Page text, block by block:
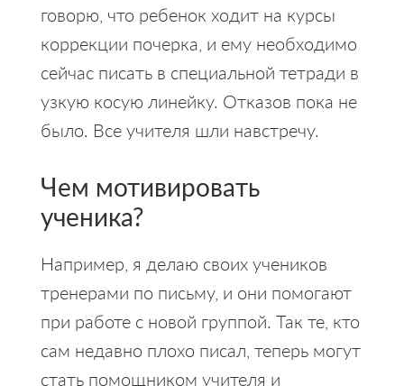
говорю, что ребенок ходит на курсы
коррекции почерка, и ему необходимо
сейчас писать в специальной тетради в
узкую косую линейку. Отказов пока не
было. Все учителя шли навстречу.
Чем мотивировать
ученика?
Например, я делаю своих учеников
тренерами по письму, и они помогают
при работе с новой группой. Так те, кто
сам недавно плохо писал, теперь могут
стать помощником учителя и